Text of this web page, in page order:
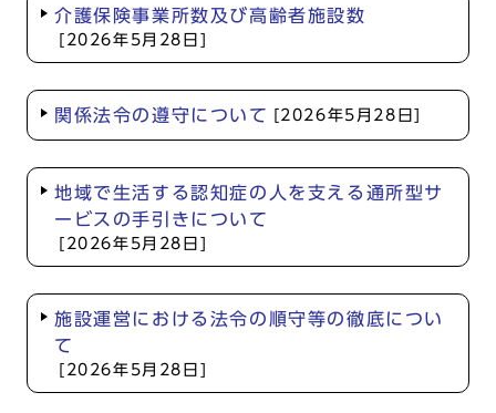
介護保険事業所数及び高齢者施設数
[2026年5月28日]
関係法令の遵守について [2026年5月28日]
地域で生活する認知症の人を支える通所型サ
ービスの手引きについて
[2026年5月28日]
施設運営における法令の順守等の徹底につい
て
[2026年5月28日]